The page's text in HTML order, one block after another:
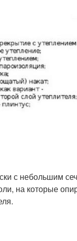
с небольшим
на которые